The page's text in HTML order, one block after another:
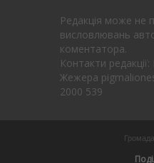
Редакція може не
висловлювань
коментатора.
Контакти
Жежера
2000 539